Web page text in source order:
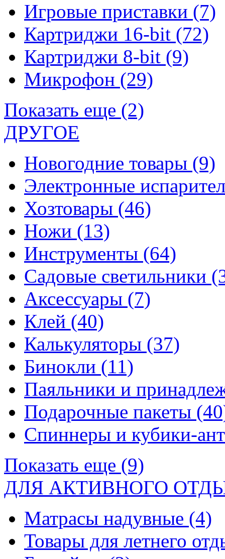
Игровые приставки (7)
Картриджи 16-bit (72)
Картриджи 8-bit (9)
Микрофон (29)
Показать еще (2)
ДРУГОЕ
Новогодние товары (9)
Электронные
Хозтовары (46)
Ножи (13)
Инструменты (64)
Садовые светильники
Аксессуары (7)
Клей (40)
Калькуляторы (37)
Бинокли (11)
Паяльники и
Подарочные пакеты
Спиннеры и кубики-
Показать еще (9)
ДЛЯ АКТИВНОГО
Матрасы надувные (4)
Товары для летнего